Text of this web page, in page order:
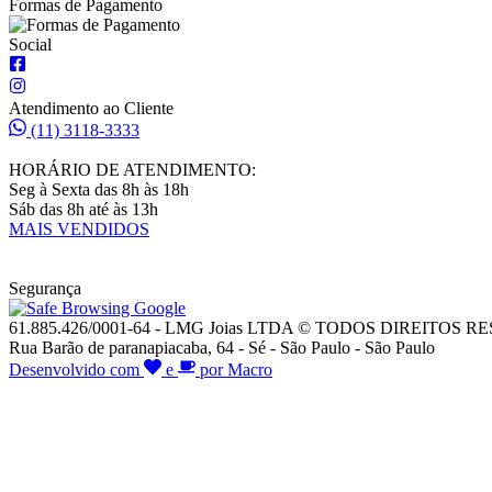
Formas de Pagamento
Social
Atendimento ao Cliente
(11) 3118-3333
HORÁRIO DE ATENDIMENTO:
Seg à Sexta das 8h às 18h
Sáb das 8h até às 13h
MAIS VENDIDOS
Segurança
61.885.426/0001-64 - LMG Joias LTDA © TODOS DIREITOS
Rua Barão de paranapiacaba, 64 - Sé - São Paulo - São Paulo
Desenvolvido com
e por Macro